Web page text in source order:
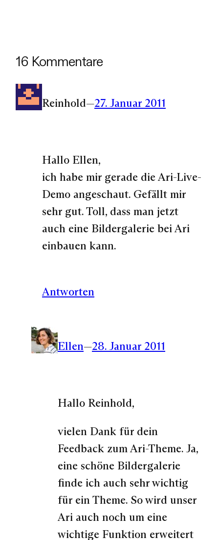
16 Kommentare
Reinhold—27. Januar 2011
Hallo Ellen,
ich habe mir gerade die Ari-Live-
Demo angeschaut. Gefällt mir
sehr gut. Toll, dass man jetzt
auch eine Bildergalerie bei Ari
einbauen kann.
Antworten
Ellen—28. Januar 2011
Hallo Reinhold,
vielen Dank für dein
Feedback zum Ari-Theme. Ja,
eine schöne Bildergalerie
finde ich auch sehr wichtig
für ein Theme. So wird unser
Ari auch noch um eine
wichtige Funktion erweitert